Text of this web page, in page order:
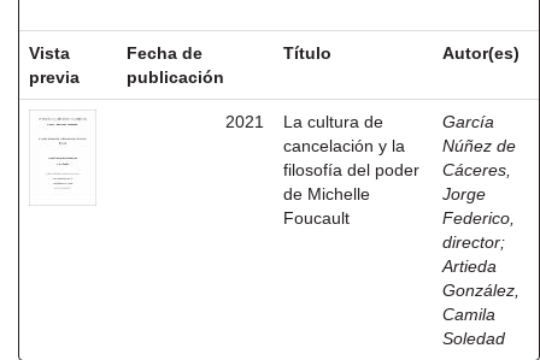
Vista
previa
Fecha de
publicación
Título Autor(es)
2021
La cultura de
cancelación y la
filosofía del poder
de Michelle
Foucault
García
Núñez de
Cáceres,
Jorge
Federico,
director;
Artieda
González,
Camila
Soledad